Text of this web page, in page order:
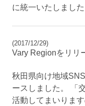
に統一いたしました
(2017/12/29)
Vary Regionをリリ
秋田県向け地域
ースしました。 「
活動してまいりま